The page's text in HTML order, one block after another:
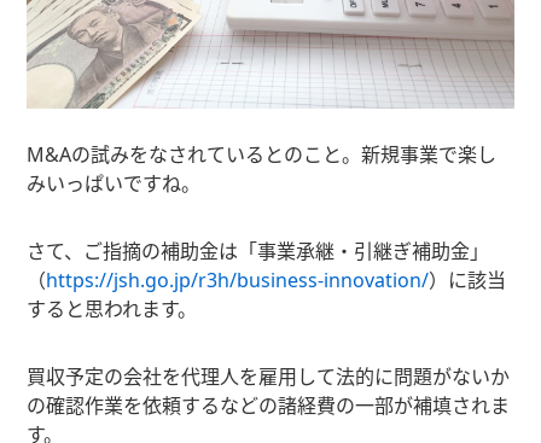
M&Aの試みをなされているとのこと。新規事業で楽し
みいっぱいですね。
さて、ご指摘の補助金は「事業承継・引継ぎ補助金」
（https://jsh.go.jp/r3h/business-innovation/）に該当
すると思われます。
買収予定の会社を代理人を雇用して法的に問題がないか
の確認作業を依頼するなどの諸経費の一部が補填されま
す。